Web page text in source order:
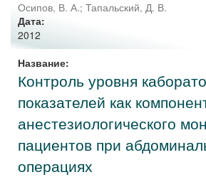
Осипов, В. А.; Тапальский, Д. В.
Дата:
2012
Название:
Контроль уровня
показателей как
анестезиологического
пациентов при
операциях